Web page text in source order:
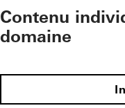
Contenu
domaine